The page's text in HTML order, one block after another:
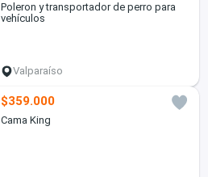
Poleron y transportador de perro para
vehículos
Valparaíso
$359.000
Cama King